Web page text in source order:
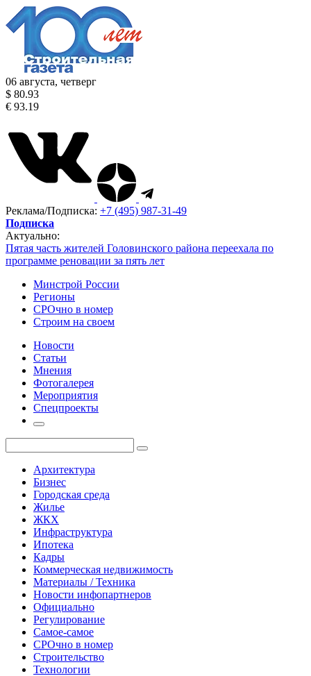
06 августа, четверг
$ 80.93
€ 93.19
Реклама/Подписка: +7 (495) 987-31-49
Подписка
Актуально:
Пятая часть жителей Головинского района переехала по
программе реновации за пять лет
Минстрой России
Регионы
СРОчно в номер
Строим на своем
Новости
Статьи
Мнения
Фотогалерея
Мероприятия
Спецпроекты
Архитектура
Бизнес
Городская среда
Жилье
ЖКХ
Инфраструктура
Ипотека
Кадры
Коммерческая недвижимость
Материалы / Техника
Новости инфопартнеров
Официально
Регулирование
Самое-самое
СРОчно в номер
Строительство
Технологии